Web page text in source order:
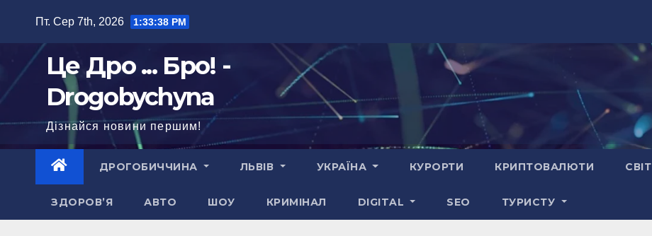
Пт. Сер 7th, 2026 1:33:39 PM
Це Дро ... Бро! -
Drogobychyna
Дізнайся новини першим!
ДРОГОБИЧЧИНА ЛЬВІВ УКРАЇНА КУРОРТИ КРИПТОВАЛЮТИ СВІТ
ЗДОРОВ’Я АВТО ШОУ КРИМІНАЛ DIGITAL SEO ТУРИСТУ